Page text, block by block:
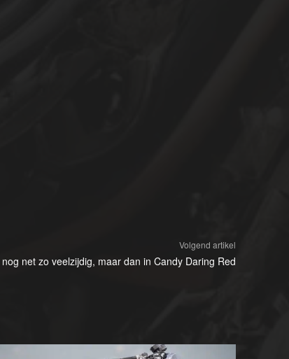
Volgend artikel
net zo veelzijdig, maar dan in Candy Daring Red